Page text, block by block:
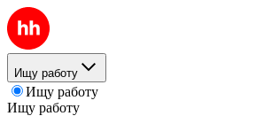
Ищу работу
Ищу работу
Ищу работу